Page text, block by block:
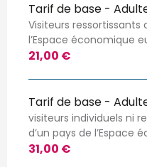
Tarif de base -
Visiteurs ressortissants
l’Espace économique
21,00 €
Tarif de base -
visiteurs individuels ni
d’un pays de l’Espace
31,00 €